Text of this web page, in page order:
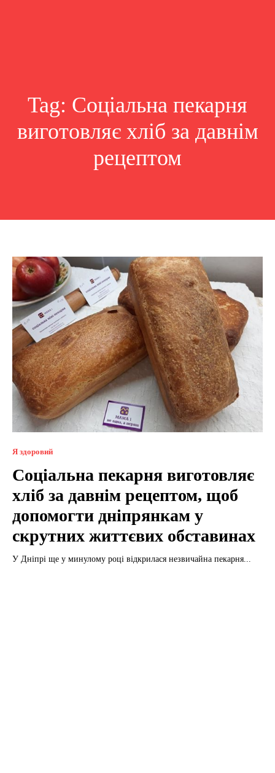
Tag: Соціальна пекарня
виготовляє хліб за давнім
рецептом
Я здоровий
Соціальна пекарня виготовляє
хліб за давнім рецептом, щоб
допомогти дніпрянкам у
скрутних життєвих обставинах
У Дніпрі ще у минулому році відкрилася незвичайна пекарня...